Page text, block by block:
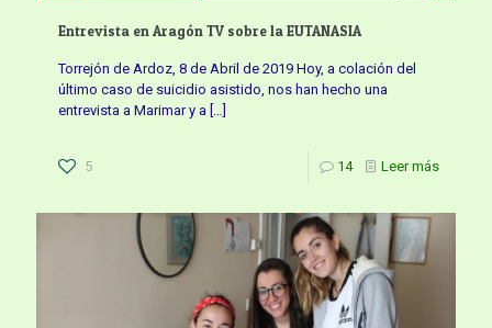
Entrevista en Aragón TV sobre la EUTANASIA
Torrejón de Ardoz, 8 de Abril de 2019 Hoy, a colación del
último caso de suicidio asistido, nos han hecho una
entrevista a Marimar y a […]
5 14 Leer más